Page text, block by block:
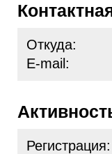
Откуда:
E-mail:
Регистрация: